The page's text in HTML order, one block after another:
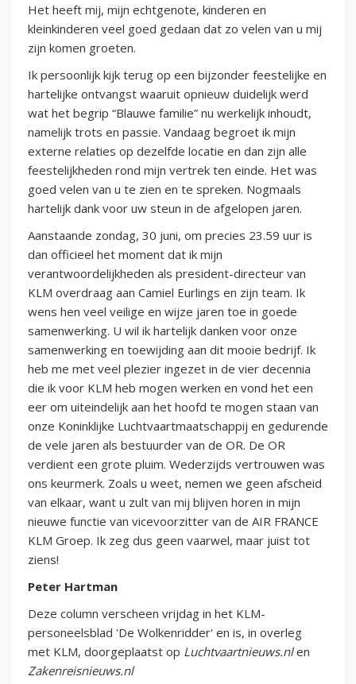
Het heeft mij, mijn echtgenote, kinderen en
kleinkinderen veel goed gedaan dat zo velen van u mij
zijn komen groeten.
Ik persoonlijk kijk terug op een bijzonder feestelijke en
hartelijke ontvangst waaruit opnieuw duidelijk werd
wat het begrip “Blauwe familie” nu werkelijk inhoudt,
namelijk trots en passie. Vandaag begroet ik mijn
externe relaties op dezelfde locatie en dan zijn alle
feestelijkheden rond mijn vertrek ten einde. Het was
goed velen van u te zien en te spreken. Nogmaals
hartelijk dank voor uw steun in de afgelopen jaren.
Aanstaande zondag, 30 juni, om precies 23.59 uur is
dan officieel het moment dat ik mijn
verantwoordelijkheden als president-directeur van
KLM overdraag aan Camiel Eurlings en zijn team. Ik
wens hen veel veilige en wijze jaren toe in goede
samenwerking. U wil ik hartelijk danken voor onze
samenwerking en toewijding aan dit mooie bedrijf. Ik
heb me met veel plezier ingezet in de vier decennia
die ik voor KLM heb mogen werken en vond het een
eer om uiteindelijk aan het hoofd te mogen staan van
onze Koninklijke Luchtvaartmaatschappij en gedurende
de vele jaren als bestuurder van de OR. De OR
verdient een grote pluim. Wederzijds vertrouwen was
ons keurmerk. Zoals u weet, nemen we geen afscheid
van elkaar, want u zult van mij blijven horen in mijn
nieuwe functie van vicevoorzitter van de AIR FRANCE
KLM Groep. Ik zeg dus geen vaarwel, maar juist tot
ziens!
Peter Hartman
Deze column verscheen vrijdag in het KLM-
personeelsblad 'De Wolkenridder' en is, in overleg
met KLM, doorgeplaatst op Luchtvaartnieuws.nlen
Zakenreisnieuws.nl